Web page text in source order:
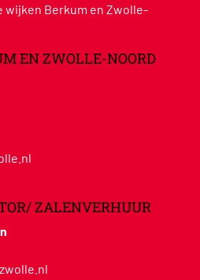
wijken Berkum en Zwolle-
EN ZWOLLE-NOORD
ZALENVERHUUR